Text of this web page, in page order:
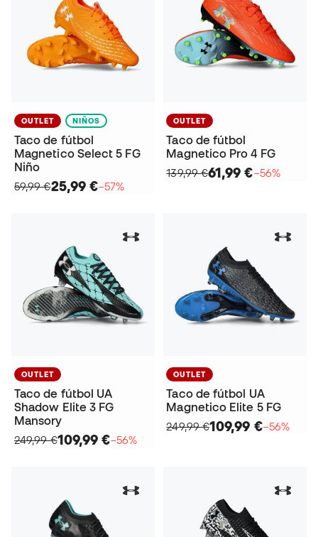
OUTLET NIÑOS
Taco de fútbol
Magnetico Select 5 FG
Niño
59,99 €25,99 €−57%
OUTLET
Taco de fútbol
Magnetico Pro 4 FG
139,99 €61,99 €−56%
OUTLET
Taco de fútbol UA
Shadow Elite 3 FG
Mansory
249,99 €109,99 €−56%
OUTLET
Taco de fútbol UA
Magnetico Elite 5 FG
249,99 €109,99 €−56%